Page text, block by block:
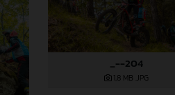
_--204
1,8 MB .JPG